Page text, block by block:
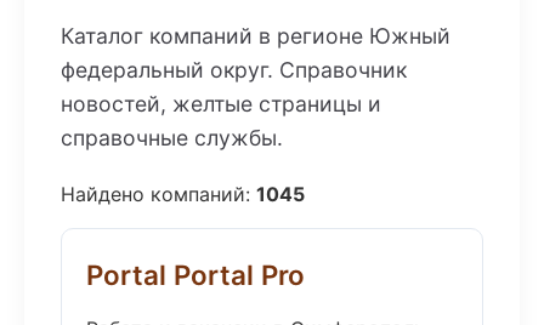
Каталог компаний в регионе Южный
федеральный округ. Справочник
новостей, желтые страницы и
справочные службы.
Найдено компаний: 1045
Portal Portal Pro